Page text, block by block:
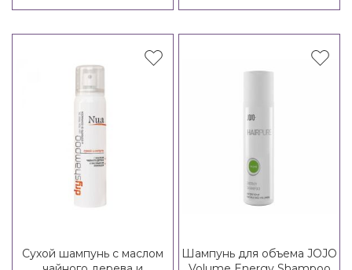
Сухой шампунь с маслом
Шампунь для объема JOJO